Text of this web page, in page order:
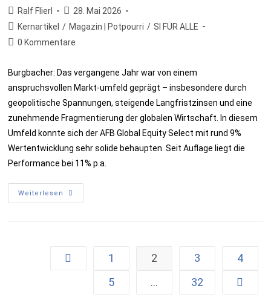
Ralf Flierl
28. Mai 2026
Kernartikel / Magazin | Potpourri / SI FÜR ALLE
0 Kommentare
Burgbacher: Das vergangene Jahr war von einem
anspruchsvollen Markt-umfeld geprägt – insbesondere durch
geopolitische Spannungen, steigende Langfristzinsen und eine
zunehmende Fragmentierung der globalen Wirtschaft. In diesem
Umfeld konnte sich der AFB Global Equity Select mit rund 9%
Wertentwicklung sehr solide behaupten. Seit Auflage liegt die
Performance bei 11% p.a.
Weiterlesen
1 2 3
4
5
… 32